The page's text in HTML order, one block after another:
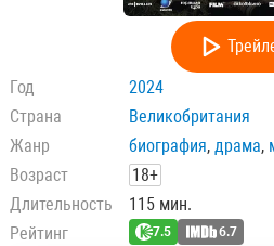
Год
2024
Страна
Великобритания
Жанр
биография, драма,
Возраст
18+
Длительность
115 мин.
Рейтинг
7.5 6.7